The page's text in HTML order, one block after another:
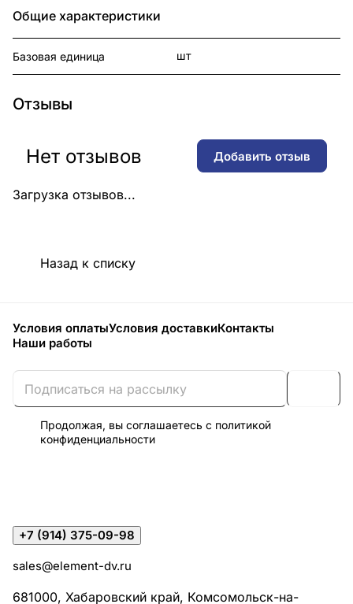
Общие характеристики
Базовая единица шт
Отзывы
Загрузка отзывов...
Нет отзывов Добавить отзыв
Назад к списку
Условия оплатыУсловия доставкиКонтакты
Наши работы
Продолжая, вы соглашаетесь с политикой
конфиденциальности
+7 (914) 375-09-98
sales@element-dv.ru
681000, Хабаровский край, Комсомольск-на-